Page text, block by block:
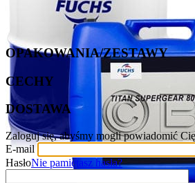
OPAKOWANIA/ZESTAWY
CECHY
DOSTAWA
Zaloguj się, abyśmy mogli powiadomić
E-mail
HasłoNie pamiętasz hasła?